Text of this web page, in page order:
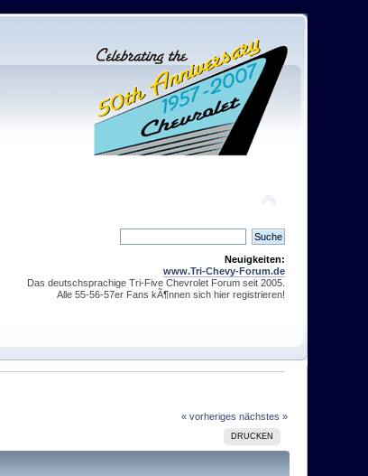
Neuigkeiten:
www.Tri-Chevy-Forum.de
Das deutschsprachige Tri-Five Chevrolet Forum seit 2005.
Alle 55-56-57er Fans kÃ¶nnen sich hier registrieren!
« vorheriges nächstes »
DRUCKEN